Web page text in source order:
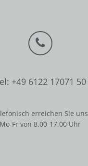
+49 6122 17071 50
erreichen Sie uns
Mo-Fr von 8.00-17.00 Uhr